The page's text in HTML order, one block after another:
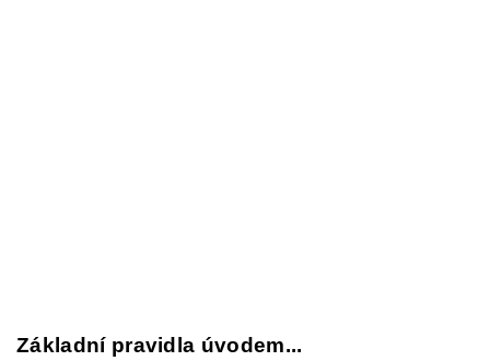
Základní pravidla úvodem...